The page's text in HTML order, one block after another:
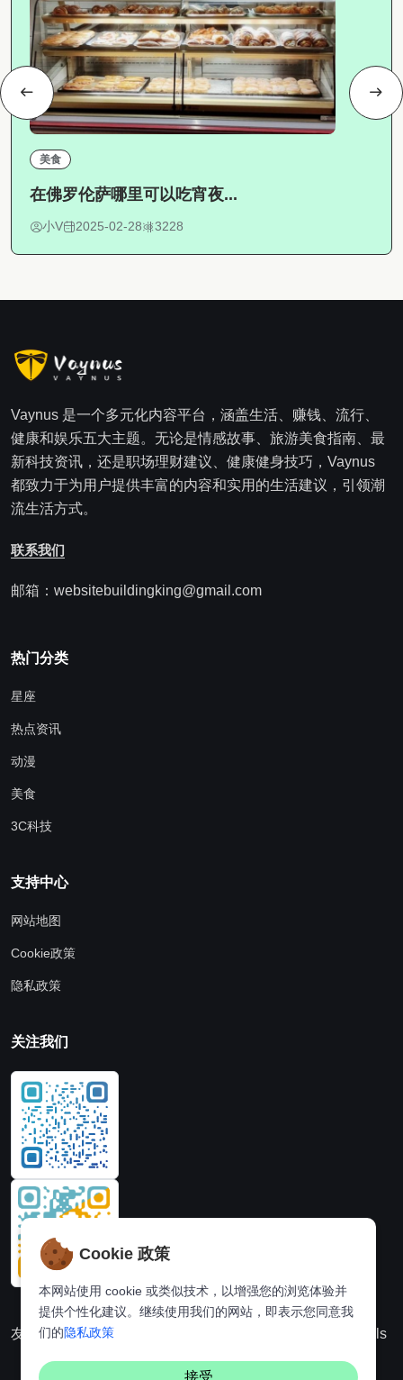
美食
在佛罗伦萨哪里可以吃宵夜...
小V 2025-02-28 3228
Vaynus 是一个多元化内容平台，涵盖生活、赚钱、流行、
健康和娱乐五大主题。无论是情感故事、旅游美食指南、最
新科技资讯，还是职场理财建议、健康健身技巧，Vaynus
都致力于为用户提供丰富的内容和实用的生活建议，引领潮
流生活方式。
联系我们
邮箱：websitebuildingking@gmail.com
热门分类
星座
热点资讯
动漫
美食
3C科技
支持中心
网站地图
Cookie政策
隐私政策
关注我们
友情链接：动漫派 Hi,online tools
Cookie 政策
本网站使用 cookie 或类似技术，以增强您的浏览体验并
提供个性化建议。继续使用我们的网站，即表示您同意我
们的隐私政策
接受